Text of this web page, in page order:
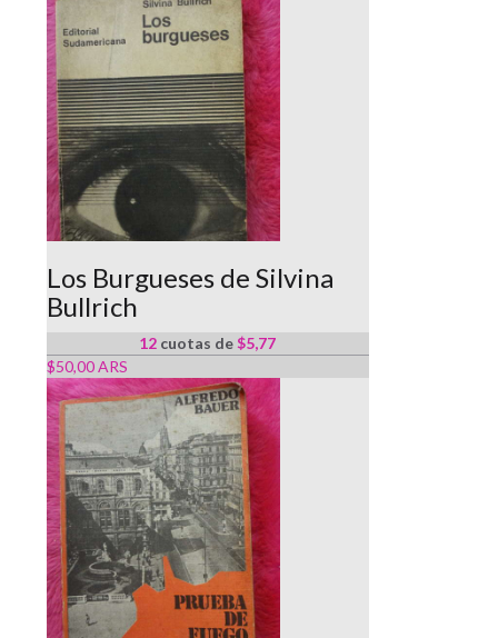
Los Burgueses de Silvina
Bullrich
12 cuotas de$5,77
$50,00 ARS